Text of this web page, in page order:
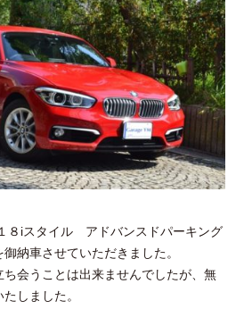
iスタイル アドバンスドパーキング
納車させていただきました。
会うことは出来ませんでしたが、無
しました。